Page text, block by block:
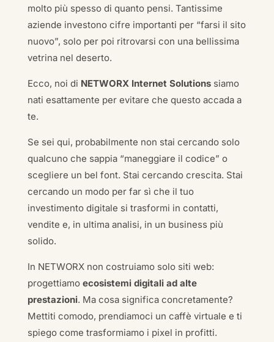
molto più spesso di quanto pensi. Tantissime
aziende investono cifre importanti per “farsi il sito
nuovo”, solo per poi ritrovarsi con una bellissima
vetrina nel deserto.
Ecco, noi di NETWORX Internet Solutionssiamo
nati esattamente per evitare che questo accada a
te.
Se sei qui, probabilmente non stai cercando solo
qualcuno che sappia “maneggiare il codice” o
scegliere un bel font. Stai cercando crescita. Stai
cercando un modo per far sì che il tuo
investimento digitale si trasformi in contatti,
vendite e, in ultima analisi, in un business più
solido.
In NETWORX non costruiamo solo siti web:
progettiamo ecosistemi digitali ad alte
prestazioni. Ma cosa significa concretamente?
Mettiti comodo, prendiamoci un caffè virtuale e ti
spiego come trasformiamo i pixel in profitti.